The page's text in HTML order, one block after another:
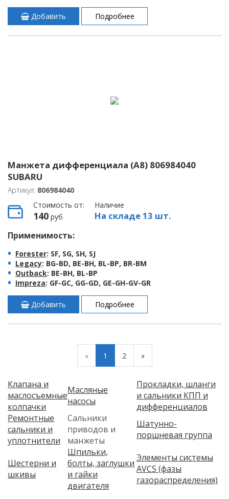
Добавить Подробнее
Манжета дифференциала (A8) 806984040
SUBARU
Артикул: 806984040
Стоимость от:
140 руб
Наличие
На складе 13 шт.
Применимость:
Forester: SF, SG, SH, SJ
Legacy: BG-BD, BE-BH, BL-BP, BR-BM
Outback: BE-BH, BL-BP
Impreza: GF-GC, GG-GD, GE-GH-GV-GR
Добавить Подробнее
« 1 2 »
Клапана и
маслосъемные
колпачки
Масляные
насосы
Прокладки, шланги
и сальники КПП и
дифференциалов
Ремонтные
сальники и
уплотнители
Сальники
приводов и
манжеты
Шатунно-
поршневая группа
Шестерни и
шкивы
Шпильки,
болты, заглушки
и гайки
двигателя
Элементы системы
AVCS (фазы
газораспределения)